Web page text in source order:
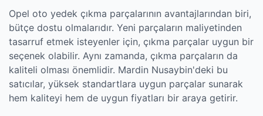
Opel oto yedek çıkma parçalarının avantajlarından biri,
bütçe dostu olmalarıdır. Yeni parçaların maliyetinden
tasarruf etmek isteyenler için, çıkma parçalar uygun bir
seçenek olabilir. Aynı zamanda, çıkma parçaların da
kaliteli olması önemlidir. Mardin Nusaybin'deki bu
satıcılar, yüksek standartlara uygun parçalar sunarak
hem kaliteyi hem de uygun fiyatları bir araya getirir.